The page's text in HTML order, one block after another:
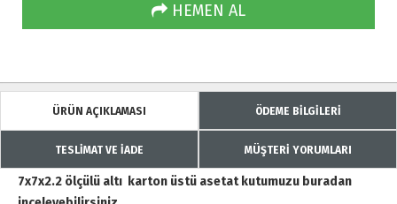
HEMEN AL
ÜRÜN AÇIKLAMASI ÖDEME BİLGİLERİ
TESLİMAT VE İADE MÜŞTERİ YORUMLARI
7x7x2.2 ölçülü altı karton üstü asetat kutumuzu buradan